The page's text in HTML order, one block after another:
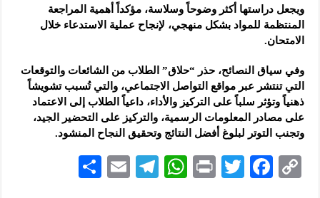
ويجعل دراستها أكثر وضوحاً وسلاسة، مؤكداً أهمية المراجعة
المنتظمة للمواد بشكل منهجي، لإنجاح عملية الاستدعاء خلال
الامتحان.
وفي سياق النصائح، حذر “حلاق” الطلاب من الشائعات والتوقعات
التي تنتشر عبر مواقع التواصل الاجتماعي، والتي تُسبب تشويشاً
ذهنياً وتؤثر سلباً على التركيز والأداء، داعياً الطلاب إلى الاعتماد
على مصادر المعلومات الرسمية، والتركيز على التحضير الجيد،
وتجنب التوتر لبلوغ أفضل النتائج وتحقيق النجاح المنشود.
C
F
T
P
W
Te
E